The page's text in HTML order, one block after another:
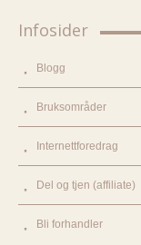
Infosider
Blogg
Bruksområder
Internettforedrag
Del og tjen (affiliate)
Bli forhandler